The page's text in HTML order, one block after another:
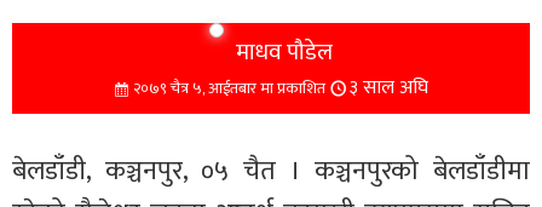
माधव पौडेल
२०७९ चैत्र ५, आईतबार मा प्रकाशित ३ साल अघि
बेलडाँडी, कञ्चनपुर, ०५ चैत । कञ्चनपुरको बेलडाँडीमा